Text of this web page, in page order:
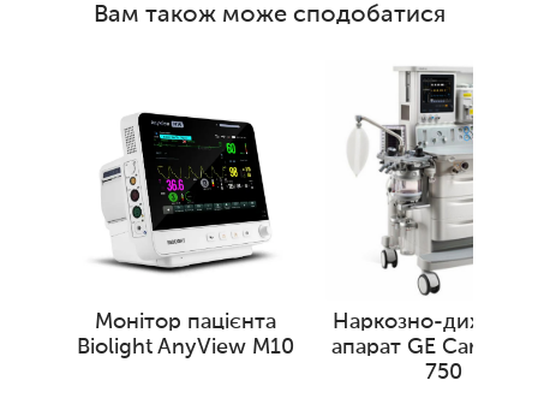
Вам також може сподобатися
Монітор пацієнта
Biolight AnyView M10
Наркозно-
апарат GE
750